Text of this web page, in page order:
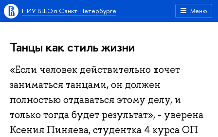
Меню
НИУ ВШЭ в Санкт-Петербурге
Танцы как стиль жизни
«Если человек действительно хочет
заниматься танцами, он должен
полностью отдаваться этому делу, и
только тогда будет результат», - уверена
Ксения Пиняева, студентка 4 курса ОП